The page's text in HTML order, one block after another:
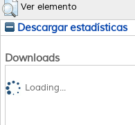
Ver elemento
Descargar estadísticas
Downloads
Loading...